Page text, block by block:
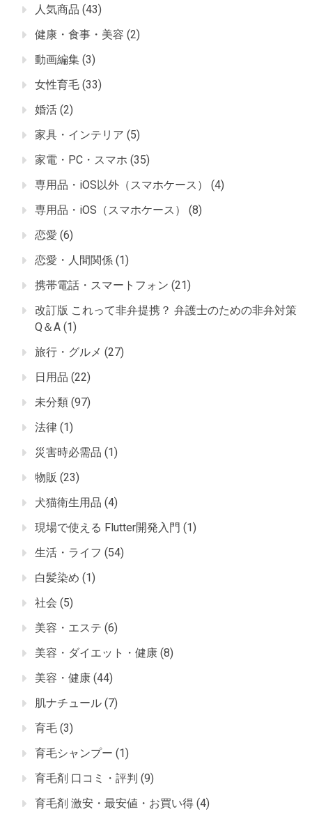
人気商品 (43)
健康・食事・美容 (2)
動画編集 (3)
女性育毛 (33)
婚活 (2)
家具・インテリア (5)
家電・PC・スマホ (35)
専用品・iOS以外（スマホケース）
(4)
専用品・iOS（スマホケース）
(8)
恋愛 (6)
恋愛・人間関係 (1)
携帯電話・スマートフォン (21)
改訂版 これって非弁提携？ 弁護士のための非弁対策
Q＆A (1)
旅行・グルメ (27)
日用品 (22)
未分類 (97)
法律 (1)
災害時必需品 (1)
物販 (23)
犬猫衛生用品 (4)
現場で使える Flutter開発入門 (1)
生活・ライフ (54)
白髪染め (1)
社会 (5)
美容・エステ (6)
美容・ダイエット・健康 (8)
美容・健康 (44)
肌ナチュール (7)
育毛 (3)
育毛シャンプー (1)
育毛剤 口コミ・評判 (9)
育毛剤 激安・最安値・お買い得 (4)